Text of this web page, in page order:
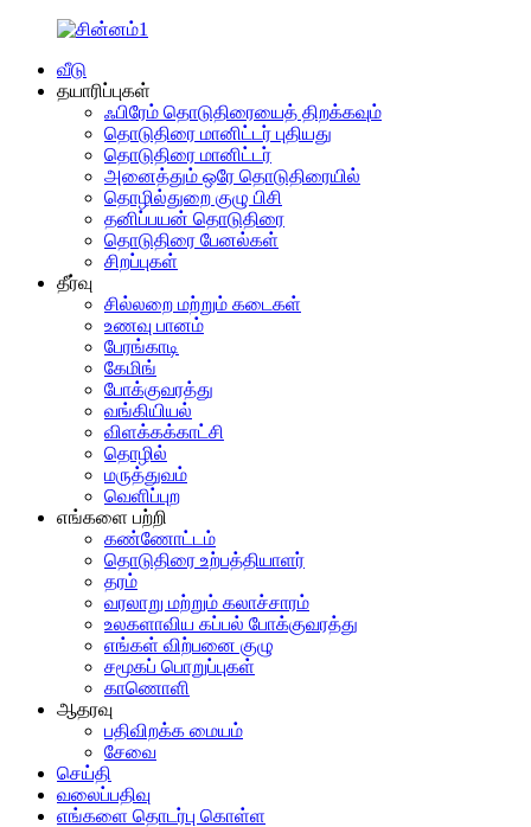
வீடு
தயாரிப்புகள்
ஃபிரேம் தொடுதிரையைத் திறக்கவும்
தொடுதிரை மானிட்டர் புதியது
தொடுதிரை மானிட்டர்
அனைத்தும் ஒரே தொடுதிரையில்
தொழில்துறை குழு பிசி
தனிப்பயன் தொடுதிரை
தொடுதிரை பேனல்கள்
சிறப்புகள்
தீர்வு
சில்லறை மற்றும் கடைகள்
உணவு பானம்
பேரங்காடி
கேமிங்
போக்குவரத்து
வங்கியியல்
விளக்கக்காட்சி
தொழில்
மருத்துவம்
வெளிப்புற
எங்களை பற்றி
கண்ணோட்டம்
தொடுதிரை உற்பத்தியாளர்
தரம்
வரலாறு மற்றும் கலாச்சாரம்
உலகளாவிய கப்பல் போக்குவரத்து
எங்கள் விற்பனை குழு
சமூகப் பொறுப்புகள்
காணொளி
ஆதரவு
பதிவிறக்க மையம்
சேவை
செய்தி
வலைப்பதிவு
எங்களை தொடர்பு கொள்ள